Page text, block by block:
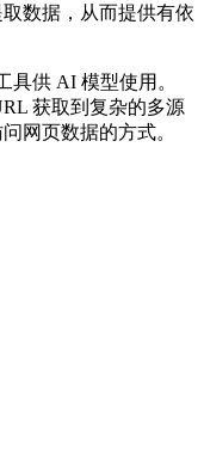
数据，从而提供有依
具供 AI 模型使用。
获取到复杂的多源
网页数据的方式。